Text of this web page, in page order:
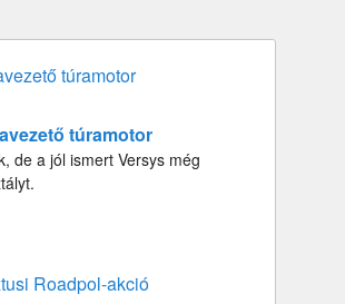
túramotor
de a jól ismert Versys még